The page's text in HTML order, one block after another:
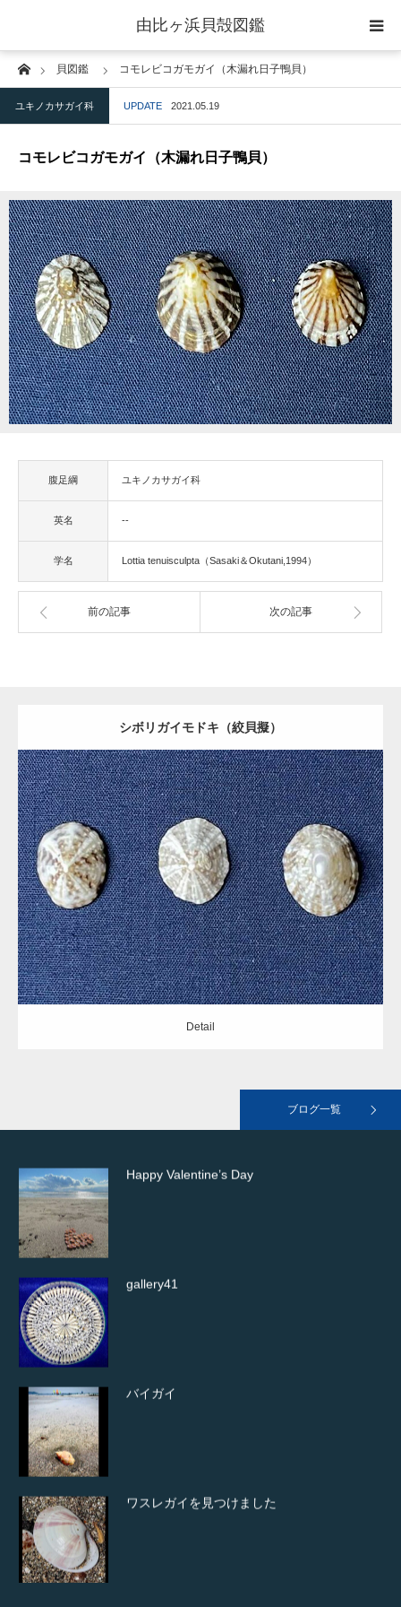
由比ヶ浜貝殻図鑑
Home貝図鑑 コモレビコガモガイ（木漏れ日子鴨貝）
ユキノカサガイ科 UPDATE 2021.05.19
コモレビコガモガイ（木漏れ日子鴨貝）
腹足綱 ユキノカサガイ科
英名 --
学名 Lottia tenuisculpta（Sasaki＆Okutani,1994）
前の記事 次の記事
シボリガイモドキ（絞貝擬）
Update:2021.05.19
Category:ユキノカサガイ科
Detail
Detail
ブログ一覧
gallery39
landscape02
landscape01
Happy Valentine’s Day
gallery41
バイガイ
ワスレガイを見つけました
home
二枚貝綱
ウニ綱
gallery
blog